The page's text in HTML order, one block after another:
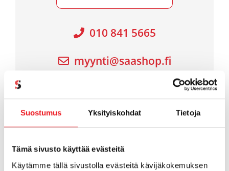
Suostumus Yksityiskohdat Tietoja
Tämä sivusto käyttää evästeitä
Käytämme tällä sivustolla evästeitä kävijäkokemuksen
010 841 5665
myynti@saashop.fi
Kerro hyvät uutiset kavereille